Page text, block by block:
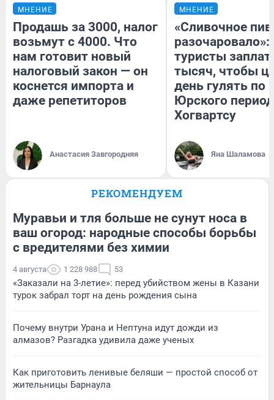
МНЕНИЕ
Продашь за 3000, налог
возьмут с 4000. Что
нам готовит новый
налоговый закон — он
коснется импорта и
даже репетиторов
Анастасия Завгородняя
МНЕНИЕ
«Сливочное
разочаровало»:
туристы
тысяч, чтобы
день гулять по
Юрского
Хогвартсу
Яна Шаламова
РЕКОМЕНДУЕМ
Муравьи и тля больше не сунут носа в
ваш огород: народные способы борьбы
с вредителями без химии
4 августа 1 228 988 53
«Заказали на 3-летие»: перед убийством жены в Казани
турок забрал торт на день рождения сына
Почему внутри Урана и Нептуна идут дожди из
алмазов? Разгадка удивила даже ученых
Как приготовить ленивые беляши — простой способ от
жительницы Барнаула